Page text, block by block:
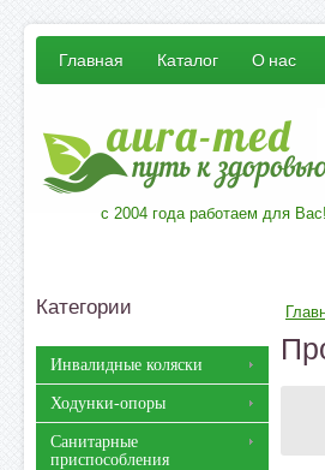
Главная Каталог О нас
с 2004 года работаем для
Категории
Инвалидные коляски
Ходунки-опоры
Санитарные
приспособления